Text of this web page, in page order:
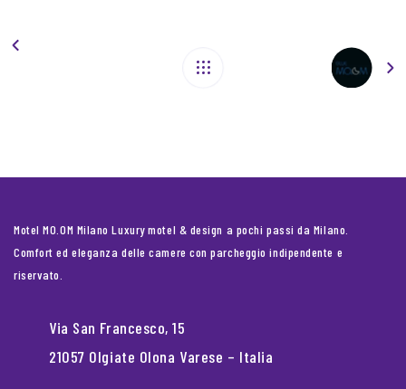
Motel MO.OM Milano Luxury motel & design a pochi passi da Milano.
Comfort ed eleganza delle camere con parcheggio indipendente e
riservato.
Via San Francesco, 15
21057 Olgiate Olona Varese – Italia